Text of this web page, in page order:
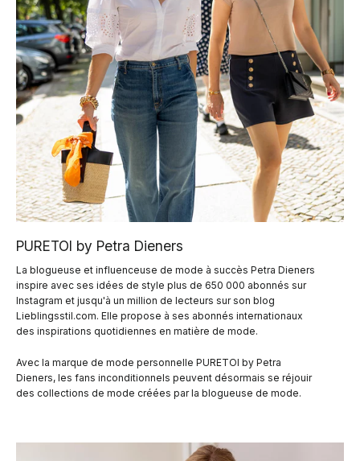
PURETOI by Petra Dieners
La blogueuse et influenceuse de mode à succès Petra Dieners
inspire avec ses idées de style plus de 650 000 abonnés sur
Instagram et jusqu'à un million de lecteurs sur son blog
Lieblingsstil.com. Elle propose à ses abonnés internationaux
des inspirations quotidiennes en matière de mode.
Avec la marque de mode personnelle PURETOI by Petra
Dieners, les fans inconditionnels peuvent désormais se réjouir
des collections de mode créées par la blogueuse de mode.